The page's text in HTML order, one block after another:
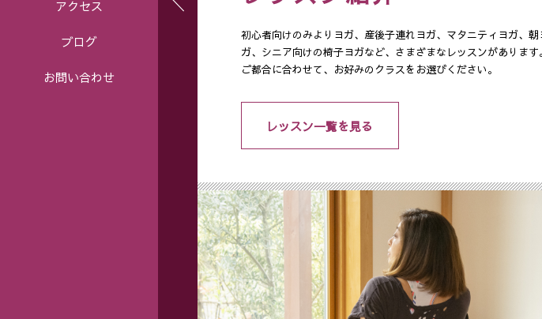
アクセス
ブログ
お問い合わせ
初心者向けのみよりヨガ、産後子連れヨガ、マタニティヨガ、朝
ガ、シニア向けの椅子ヨガなど、さまざまなレッスンがあります。
ご都合に合わせて、お好みのクラスをお選びください。
レッスン一覧を見る